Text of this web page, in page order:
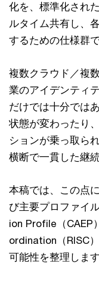
化を、標準化され
ルタイム共有し、
するための仕様群で
複数クラウド／複
業のアイデンティ
だけでは十分では
状態が変わったり
ションが乗っ取ら
横断で一貫した継
本稿では、この点
び主要プロファイ
ion Profile（CAEP）
ordination（RISC）
可能性を整理します